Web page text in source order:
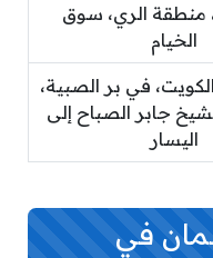
منطقة الري، سوق
الخيام
في بر الصبية،
جابر الصباح إلى
اليسار
في